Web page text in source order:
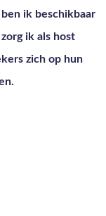
ik beschikbaar
ik als host
zich op hun